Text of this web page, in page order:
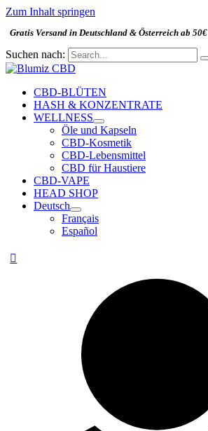
Zum Inhalt springen
Gratis Versand in Deutschland & Österreich ab 50€
Suchen nach:
CBD-BLÜTEN
HASH & KONZENTRATE
WELLNESS
Öle und Kapseln
CBD-Kosmetik
CBD-Lebensmittel
CBD für Haustiere
CBD-VAPE
HEAD SHOP
Deutsch
Français
Español